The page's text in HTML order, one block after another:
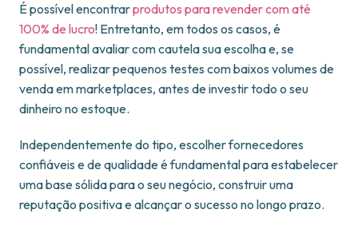
É possível encontrarprodutos para revender com até
100% de lucro! Entretanto, em todos os casos, é
fundamental avaliar com cautela sua escolha e, se
possível, realizar pequenos testes com baixos volumes de
venda em marketplaces, antes de investir todo o seu
dinheiro no estoque.
Independentemente do tipo, escolher fornecedores
confiáveis e de qualidade é fundamental para estabelecer
uma base sólida para o seu negócio, construir uma
reputação positiva e alcançar o sucesso no longo prazo.